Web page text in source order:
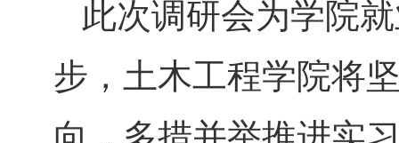
此次调研会为学院
步，土木工程学院将